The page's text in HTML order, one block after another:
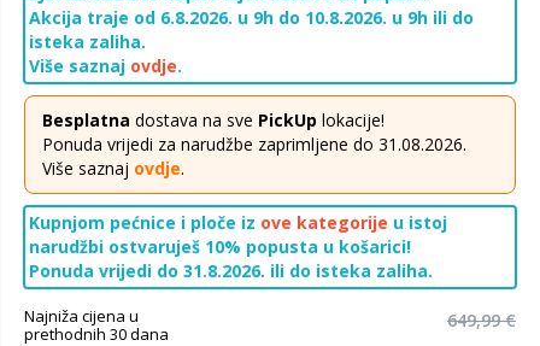
Akcija traje od 6.8.2026. u 9h do 10.8.2026. u 9h ili do
isteka zaliha.
Više saznaj ovdje.
Besplatna dostava na sve PickUp lokacije!
Ponuda vrijedi za narudžbe zaprimljene do 31.08.2026.
Više saznaj ovdje.
Kupnjom pećnice i ploče iz ove kategorije u istoj
narudžbi ostvaruješ 10% popusta u košarici!
Ponuda vrijedi do 31.8.2026. ili do isteka zaliha.
Najniža cijena u
prethodnih 30 dana
649,99 €